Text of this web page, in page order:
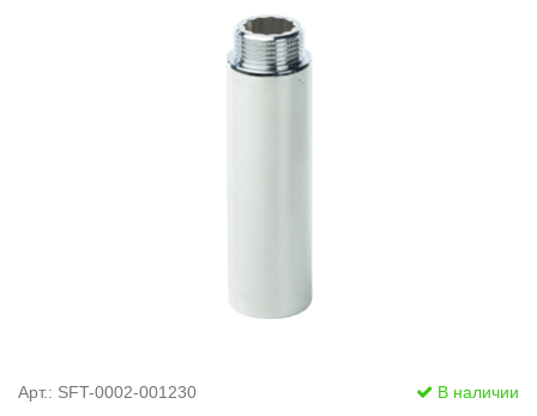
Арт.: SFT-0002-001230 В наличии